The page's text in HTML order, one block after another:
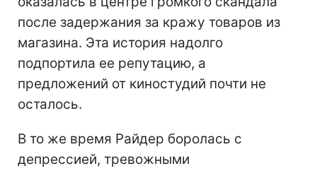
после задержания за кражу товаров из
магазина. Эта история надолго
подпортила ее репутацию, а
предложений от киностудий почти не
осталось.
В то же время Райдер боролась с
депрессией, тревожными